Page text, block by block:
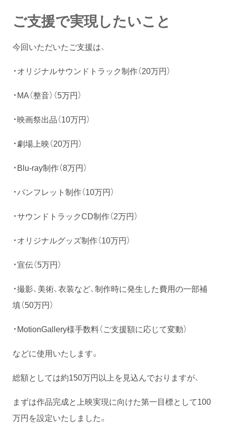
ご支援で実現したいこと
今回いただいたご支援は、
・オリジナルサウンドトラック制作（20万円）
・MA（整音）（5万円）
・映画祭出品（10万円）
・劇場上映（20万円）
・Blu-ray制作（8万円）
・パンフレット制作（10万円）
・サウンドトラックCD制作（2万円）
・オリジナルグッズ制作（10万円）
・宣伝（5万円）
・撮影、美術、衣装など、制作時に発生した費用の一部補
填（50万円）
・MotionGallery様手数料（ご支援額に応じて変動）
などに使用いたします。
総額としては約150万円以上を見込んでおりますが、
まずは作品完成と上映実現に向けた第一目標として100
万円を設定いたしました。